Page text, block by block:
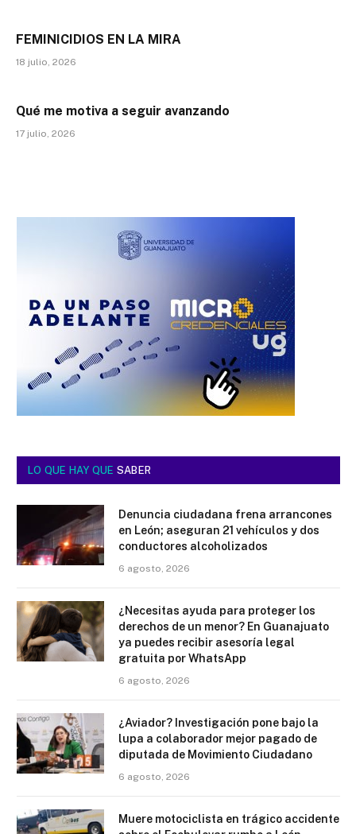
FEMINICIDIOS EN LA MIRA
18 julio, 2026
Qué me motiva a seguir avanzando
17 julio, 2026
LO QUE HAY QUE SABER
Denuncia ciudadana frena arrancones
en León; aseguran 21 vehículos y dos
conductores alcoholizados
6 agosto, 2026
¿Necesitas ayuda para proteger los
derechos de un menor? En Guanajuato
ya puedes recibir asesoría legal
gratuita por WhatsApp
6 agosto, 2026
¿Aviador? Investigación pone bajo la
lupa a colaborador mejor pagado de
diputada de Movimiento Ciudadano
6 agosto, 2026
Muere motociclista en trágico accidente